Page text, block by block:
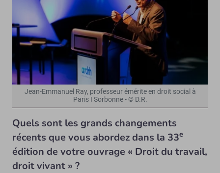
Jean-Emmanuel Ray, professeur émérite en droit social à
Paris I Sorbonne - © D.R.
Quels sont les grands changements
récents que vous abordez dans la 33e
édition de votre ouvrage « Droit du travail,
droit vivant » ?